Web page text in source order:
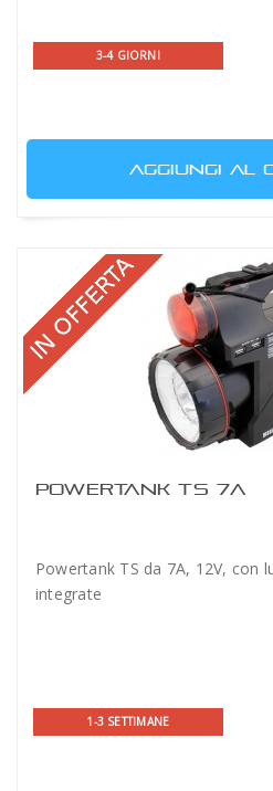
3-4 GIORNI
AGGIUNGI AL
POWERTANK TS 7A
Powertank TS da 7A, 12V, con
integrate
1-3 SETTIMANE